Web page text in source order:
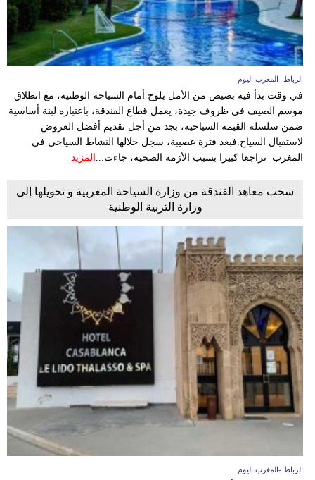
أخبار
البرلمان
المغربي
إعلام
أزياء
إسلامية
مدوَّنات
أبراج
فيديو
سيارات
الرباط -المغرب اليوم
في وقت بدأ فيه بصيص من الأمل يلوح أمام السياحة الوطنية، مع انطلاق
موسم الصيف في ظروف جيدة، يعمل قطاع الفندقة، باعتباره لبنة أساسية
ضمن سلسلة القيمة السياحية، بجد من أجل تقديم أفضل العروض
لاستقبال السياح.فبعد فترة عصيبة، سجل خلالها النشاط السياحي في
المغرب تراجعا كبيرا بسبب الأزمة الصحية، جاءت... المزيد
سحب معاهد الفندقة من وزارة السياحة المغربية و تحويلها إلى
وزارة التربية الوطنية
الرباط -المغرب اليوم